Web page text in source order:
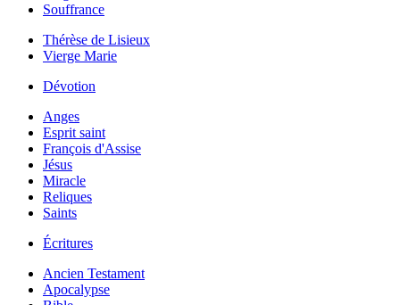
Souffrance
Thérèse de Lisieux
Vierge Marie
Dévotion
Anges
Esprit saint
François d'Assise
Jésus
Miracle
Reliques
Saints
Écritures
Ancien Testament
Apocalypse